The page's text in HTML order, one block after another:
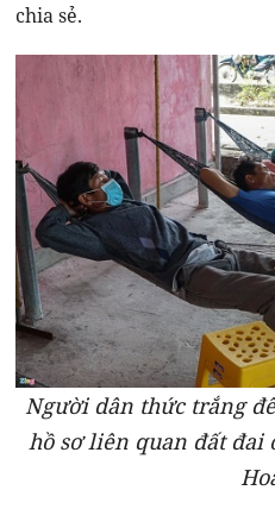
chia sẻ.
Người dân thức trắng
hồ sơ liên quan đất đai